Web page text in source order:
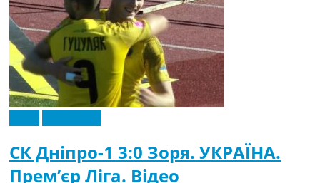
СК Дніпро-1 3:0 Зоря. УКРАЇНА.
Прем’єр Ліга. Відео